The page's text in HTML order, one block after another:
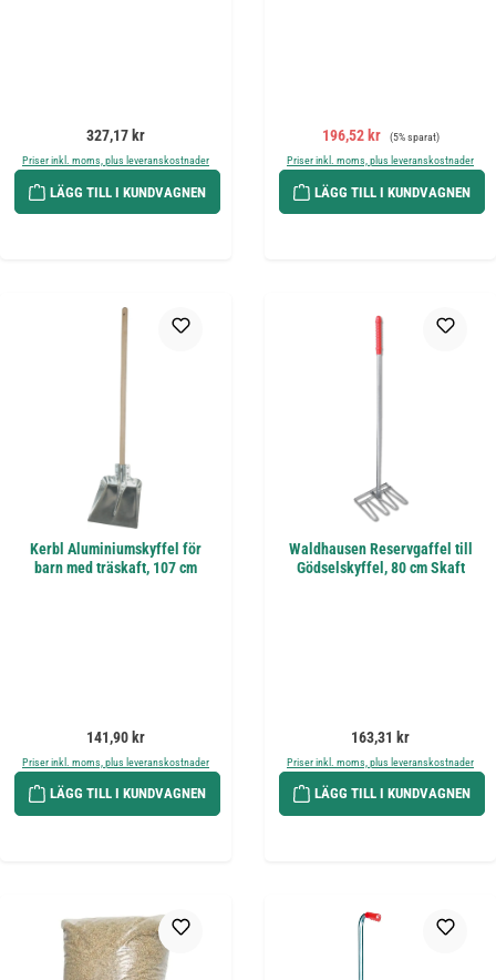
Ordinarie pris:
327,17 kr
Priser inkl. moms, plus leveranskostnader
LÄGG TILL I KUNDVAGNEN
Försäljningspris:
196,52 kr Ordinarie pris:
(5% sparat)
Priser inkl. moms, plus leveranskostnader
LÄGG TILL I KUNDVAGNEN
Kerbl Aluminiumskyffel för
barn med träskaft, 107 cm
Ordinarie pris:
141,90 kr
Priser inkl. moms, plus leveranskostnader
LÄGG TILL I KUNDVAGNEN
Waldhausen Reservgaffel till
Gödselskyffel, 80 cm Skaft
Ordinarie pris:
163,31 kr
Priser inkl. moms, plus leveranskostnader
LÄGG TILL I KUNDVAGNEN